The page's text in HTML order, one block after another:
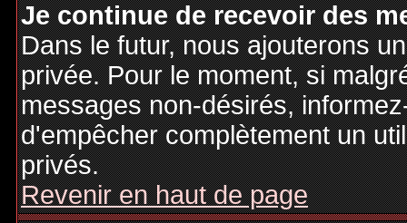
Je continue de recevoir des
Dans le futur, nous ajouterons
privée. Pour le moment, si
messages non-désirés,
d'empêcher complètement un
privés.
Revenir en haut de page